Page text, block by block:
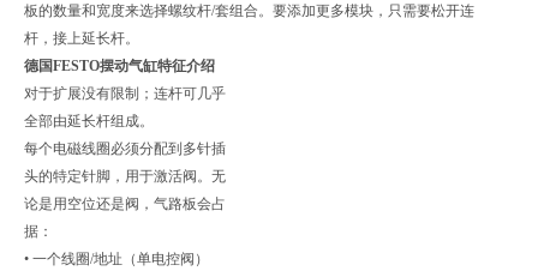
板的数量和宽度来选择螺纹杆/套组合。要添加更多模块，只需要松开连
杆，接上延长杆。
德国FESTO摆动气缸特征介绍
对于扩展没有限制；连杆可几乎
全部由延长杆组成。
每个电磁线圈必须分配到多针插
头的特定针脚，用于激活阀。无
论是用空位还是阀，气路板会占
据：
• 一个线圈/地址（单电控阀）